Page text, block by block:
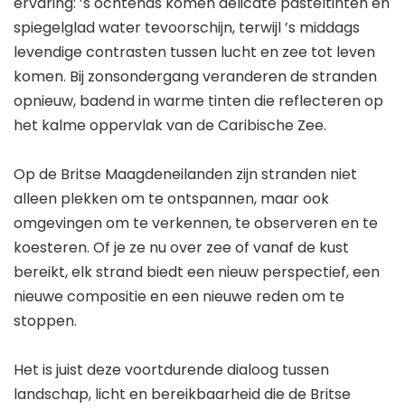
spiegelglad water tevoorschijn, terwijl ’s middags
levendige contrasten tussen lucht en zee tot leven
komen. Bij zonsondergang veranderen de stranden
opnieuw, badend in warme tinten die reflecteren op
het kalme oppervlak van de Caribische Zee.
Op de Britse Maagdeneilanden zijn stranden niet
alleen plekken om te ontspannen, maar ook
omgevingen om te verkennen, te observeren en te
koesteren. Of je ze nu over zee of vanaf de kust
bereikt, elk strand biedt een nieuw perspectief, een
nieuwe compositie en een nieuwe reden om te
stoppen.
Het is juist deze voortdurende dialoog tussen
landschap, licht en bereikbaarheid die de Britse